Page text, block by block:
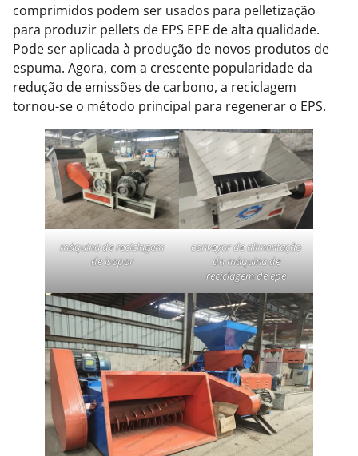
comprimidos podem ser usados para pelletização
para produzir pellets de EPS EPE de alta qualidade.
Pode ser aplicada à produção de novos produtos de
espuma. Agora, com a crescente popularidade da
redução de emissões de carbono, a reciclagem
tornou-se o método principal para regenerar o EPS.
máquina de reciclagem
de isopor
conveyor de alimentação
da máquina de
reciclagem de epe